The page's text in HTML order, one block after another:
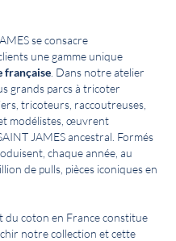
se consacre
une gamme unique
française . Dans notre atelier
grands parcs à tricoter
tricoteurs, raccoutreuses,
modélistes, œuvrent
JAMES ancestral. Formés
chaque année, au
de pulls, pièces iconiques en
du coton en France constitue
notre collection et cette